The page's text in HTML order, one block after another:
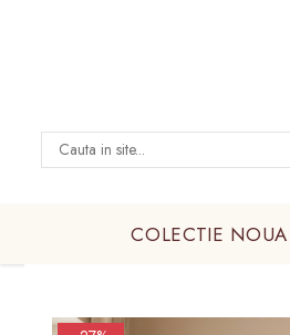
Barbati
Chiloti clasici
COLECTIE NOUA